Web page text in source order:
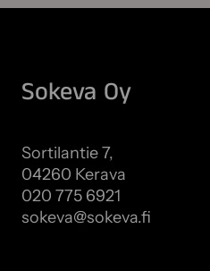
Sokeva Oy
Sortilantie 7,
04260 Kerava
020 775 6921
sokeva@sokeva.fi